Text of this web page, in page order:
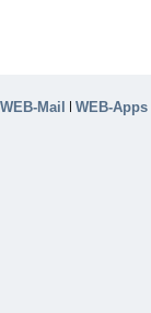
WEB-Mail | WEB-Apps